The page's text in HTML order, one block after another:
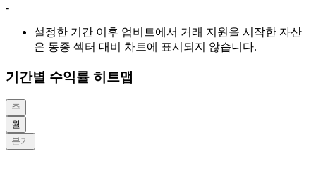
-
설정한 기간 이후 업비트에서 거래 지원을 시작한 자산
은 동종 섹터 대비 차트에 표시되지 않습니다.
기간별 수익률 히트맵
주
월
분기